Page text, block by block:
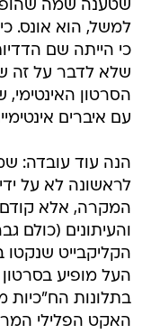
שטענה שמה
למשל, הוא אונס.
כי הייתה שם
שלא לדבר על זה
הסרטון
עם איברים
הנה עוד עובדה:
לראשונה לא על
המקרה, אלא קודם
והעיתונים (כולם
הקליקבייט
העל מופיע בסרטון
בתלונות הח"כיות
האקט הפלילי